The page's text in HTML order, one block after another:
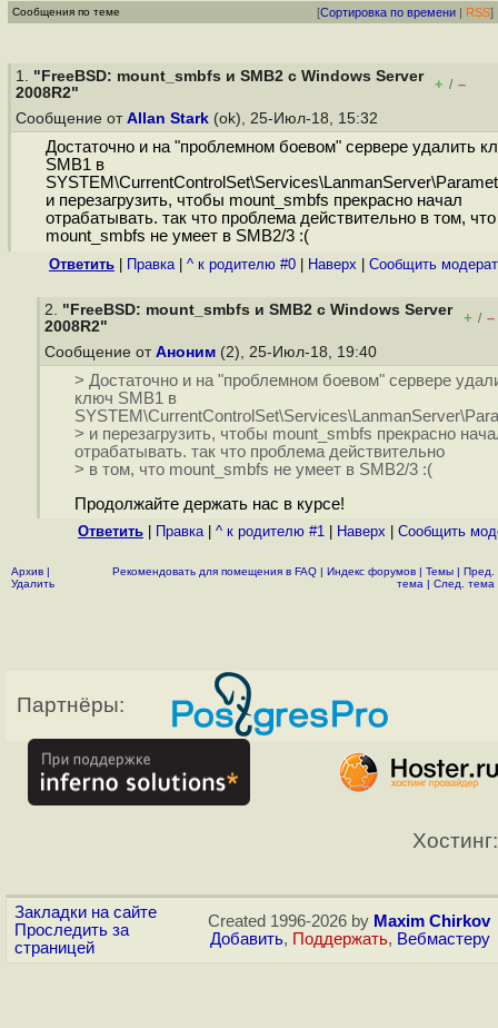
Сообщения по теме [Сортировка по времени | RSS]
1. "FreeBSD: mount_smbfs и SMB2 с Windows Server
2008R2"
+ / –
Сообщение от Allan Stark (ok), 25-Июл-18, 15:32
Достаточно и на "проблемном боевом" сервере удалить
SMB1 в
и перезагрузить, чтобы mount_smbfs прекрасно начал
отрабатывать. так что проблема действительно в том, что
mount_smbfs не умеет в SMB2/3 :(
Ответить Правка| ^ к родителю #0 Наверх Cообщить
2. "FreeBSD: mount_smbfs и SMB2 с Windows Server
2008R2"
+ / –
Сообщение от Аноним (2), 25-Июл-18, 19:40
> Достаточно и на "проблемном боевом" сервере
ключ SMB1 в
> и перезагрузить, чтобы mount_smbfs прекрасно
отрабатывать. так что проблема действительно
> в том, что mount_smbfs не умеет в SMB2/3 :(
Продолжайте держать нас в курсе!
Ответить Правка| ^ к родителю #1 Наверх Cообщить
Архив |
Удалить
Рекомендовать для помещения в FAQ | Индекс форумов | Темы | Пред.
тема | След. тема
Партнёры:
Хостинг:
Закладки на сайте
Проследить за
страницей
Created 1996-2026 by Maxim Chirkov
Добавить, Поддержать, Вебмастеру